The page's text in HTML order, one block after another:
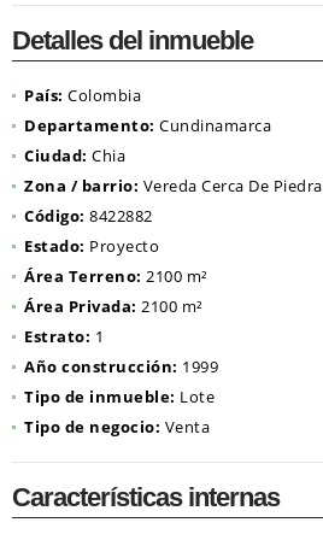
Detalles del inmueble
País: Colombia
Departamento: Cundinamarca
Ciudad: Chia
Zona / barrio: Vereda Cerca De Piedra
Código: 8422882
Estado: Proyecto
Área Terreno: 2100 m²
Área Privada: 2100 m²
Estrato: 1
Año construcción: 1999
Tipo de inmueble: Lote
Tipo de negocio: Venta
Características internas